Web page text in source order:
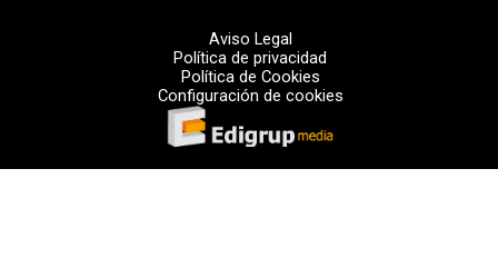
Aviso Legal
Política de privacidad
Política de Cookies
Configuración de cookies